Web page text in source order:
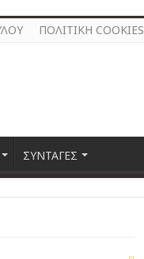
ΠΟΛΙΤΙΚΗ COOKIES
ΣΥΝΤΑΓΕΣ